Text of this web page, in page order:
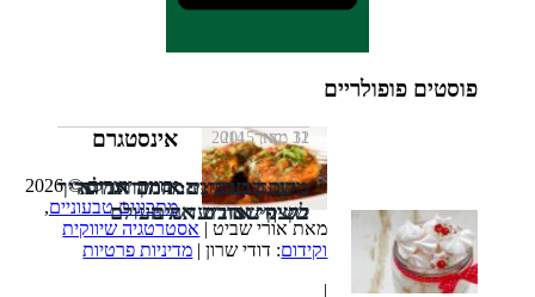
פוסטים פופולריים
11 מאי, 2013
מתכונים זריזים: המבורגר פריך
של קינואה ועדשים
12 ינואר, 2014
משתה טבעוני: אותה אדורה
בשינוי אדרת
31 מאי, 2015
מרנג טבעוני: המדריך המלא
לקצף שכובש את העולם
אינסטגרם
זכויות יוצרים © 2026
מתכונים טבעוניים,
מאת אורי שביט | אסטרטגיה שיווקית
וקידום: דודי שרון | מדיניות פרטיות
|